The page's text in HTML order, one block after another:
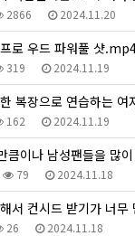
2866 2024.11.20
로 우드 파워풀 샷
319 2024.11.19
복장으로 연습하는 여자
162 2024.11.19
이나 남성팬들을 많이 보유한
79 2024.11.18
서 컨시드 받기가 너무
26 2024.11.18